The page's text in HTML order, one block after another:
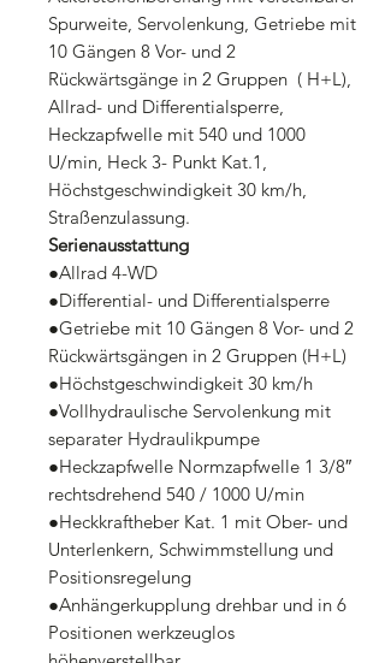
Spurweite, Servolenkung, Getriebe mit
10 Gängen 8 Vor- und 2
Rückwärtsgänge in 2 Gruppen ( H+L),
Allrad- und Differentialsperre,
Heckzapfwelle mit 540 und 1000
U/min, Heck 3- Punkt Kat.1,
Höchstgeschwindigkeit 30 km/h,
Straßenzulassung.
Serienausstattung
●Allrad 4-WD
●Differential- und Differentialsperre
●Getriebe mit 10 Gängen 8 Vor- und 2
Rückwärtsgängen in 2 Gruppen (H+L)
●Höchstgeschwindigkeit 30 km/h
●Vollhydraulische Servolenkung mit
separater Hydraulikpumpe
●Heckzapfwelle Normzapfwelle 1 3/8″
rechtsdrehend 540 / 1000 U/min
●Heckkraftheber Kat. 1 mit Ober- und
Unterlenkern, Schwimmstellung und
Positionsregelung
●Anhängerkupplung drehbar und in 6
Positionen werkzeuglos